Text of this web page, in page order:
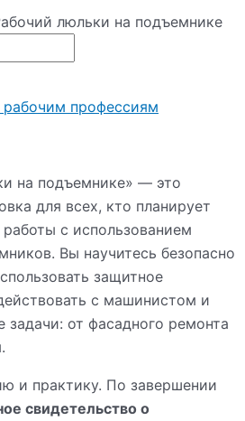
люльки на подъемнике
рабочим профессиям
на подъемнике» — это
для всех, кто планирует
с использованием
Вы научитесь безопасно
защитное
с машинистом и
задачи: от фасадного ремонта
и практику. По завершении
свидетельство о